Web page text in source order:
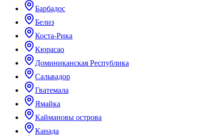
Барбадос
Белиз
Коста-Рика
Кюрасао
Доминиканская Республика
Сальвадор
Гватемала
Ямайка
Каймановы острова
Канада